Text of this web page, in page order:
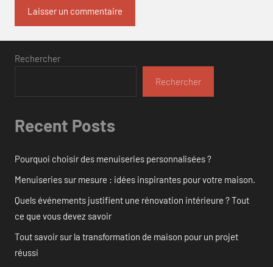
Rechercher
Rechercher
Recent Posts
Pourquoi choisir des menuiseries personnalisées ?
Menuiseries sur mesure : idées inspirantes pour votre maison.
Quels événements justifient une rénovation intérieure ? Tout
ce que vous devez savoir
Tout savoir sur la transformation de maison pour un projet
réussi